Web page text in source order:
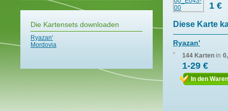
Die Kartensets downloaden
Ryazan'
Mordovia
1 €
Diese Karte
Ryazan'
144 Karten in
1-29 €
In den